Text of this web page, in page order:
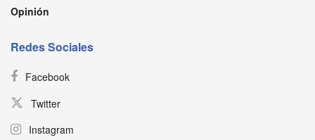
Opinión
Redes Sociales
Facebook
Twitter
Instagram